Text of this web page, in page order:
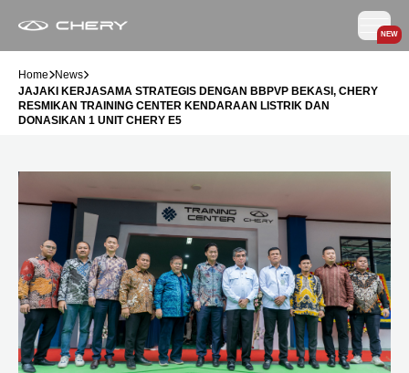
NEW
Home News
JAJAKI KERJASAMA STRATEGIS DENGAN BBPVP BEKASI, CHERY
RESMIKAN TRAINING CENTER KENDARAAN LISTRIK DAN
DONASIKAN 1 UNIT CHERY E5